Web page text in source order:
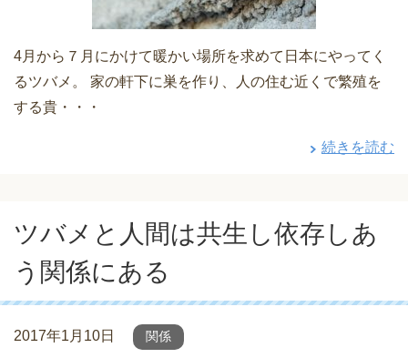
4月から７月にかけて暖かい場所を求めて日本にやってく
るツバメ。 家の軒下に巣を作り、人の住む近くで繁殖を
する貴・・・
続きを読む
ツバメと人間は共生し依存しあ
う関係にある
2017年1月10日 関係